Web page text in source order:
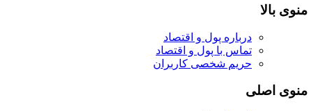
منوی بالا
درباره پول و اقتصاد
تماس با پول و اقتصاد
حریم شخصی کاربران
منوی اصلی